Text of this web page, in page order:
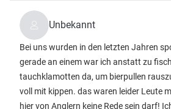
Unbekannt
Bei uns wurden in den letzten Jahren
gerade an einem war ich anstatt zu
tauchklamotten da, um bierpullen
voll mit kippen. das waren leider Leute
hier von Anglern keine Rede sein darf!